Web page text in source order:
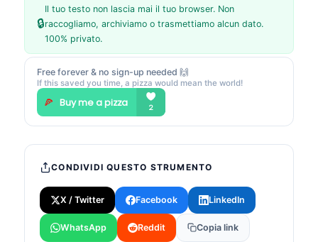
🔒
Il tuo testo non lascia mai il tuo browser. Non
raccogliamo, archiviamo o trasmettiamo alcun dato.
100% privato.
Free forever & no sign-up needed 🙌
If this saved you time, a pizza would mean the world!
CONDIVIDI QUESTO STRUMENTO
X / Twitter Facebook LinkedIn
WhatsApp Reddit Copia link